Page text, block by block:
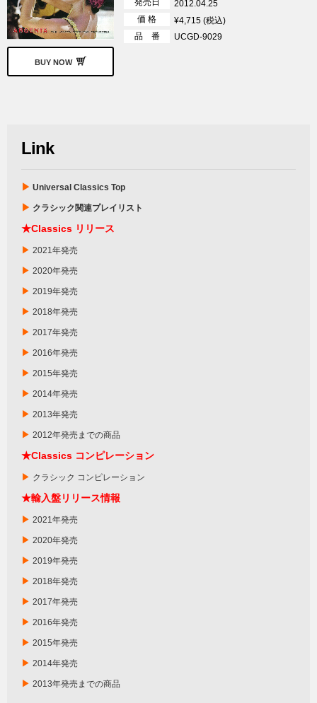
BUY NOW
発売日
2012.04.25
価 格
¥4,715 (税込)
品 番
UCGD-9029
Link
▶ Universal Classics Top
▶ クラシック関連プレイリスト
★Classics リリース
▶ 2021年発売
▶ 2020年発売
▶ 2019年発売
▶ 2018年発売
▶ 2017年発売
▶ 2016年発売
▶ 2015年発売
▶ 2014年発売
▶ 2013年発売
▶ 2012年発売までの商品
★Classics コンピレーション
▶ クラシック コンピレーション
★輸入盤リリース情報
▶ 2021年発売
▶ 2020年発売
▶ 2019年発売
▶ 2018年発売
▶ 2017年発売
▶ 2016年発売
▶ 2015年発売
▶ 2014年発売
▶ 2013年発売までの商品